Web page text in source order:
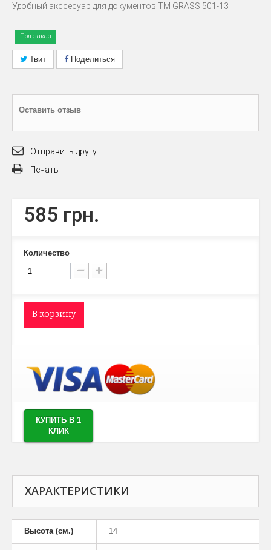
Удобный акссесуар для документов TM GRASS 501-13
Под заказ
Твит Поделиться
Оставить отзыв
Отправить другу
Печать
585 грн.
Количество
В корзину
КУПИТЬ В 1
КЛИК
ХАРАКТЕРИСТИКИ
Высота (см.) 14